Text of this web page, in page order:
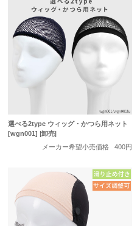
選べる2type ウィッグ・かつら用ネット
[wgn001] |卸売|
メーカー希望小売価格
400円